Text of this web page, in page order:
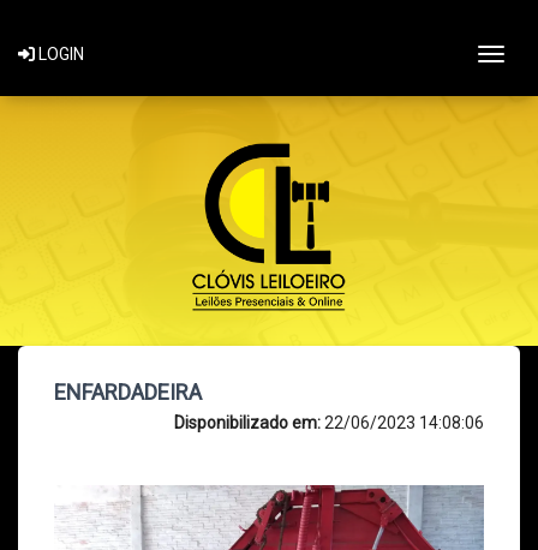
LOGIN
ENFARDADEIRA
Disponibilizado em:22/06/2023 14:08:06